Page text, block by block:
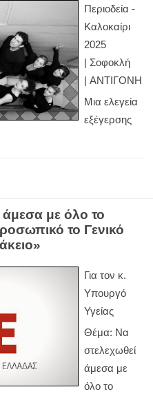
Περιοδεία -
Καλοκαίρι
2025
| Σοφοκλή
| ΑΝΤΙΓΟΝΗ
Μια ελεγεία
εξέγερσης
με όλο το
το Γενικό
Για τον κ.
Υπουργό
Υγείας
Θέμα: Να
στελεχωθεί
άμεσα με
όλο το